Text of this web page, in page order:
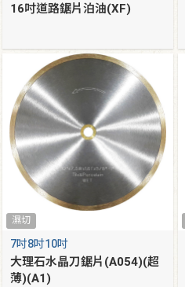
16吋道路鋸片泊油(XF)
濕切
7吋8吋10吋
大理石水晶刀鋸片(A054)(超
薄)(A1)